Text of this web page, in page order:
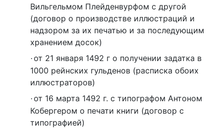
Вильгельмом Плейденвурфом с другой
(договор о производстве иллюстраций и
надзором за их печатью и за последующим
хранением досок)
·от 21 января 1492 г о получении задатка в
1000 рейнских гульденов (расписка обоих
иллюстраторов)
·от 16 марта 1492 г. с типографом Антоном
Кобергером о печати книги (договор с
типографией)